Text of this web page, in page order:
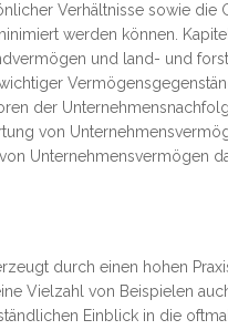
Verhältnisse sowie die
werden können.
und land- und
der
von
Unternehmensvermögen
durch einen hohen
Vielzahl von Beispielen
Einblick in die